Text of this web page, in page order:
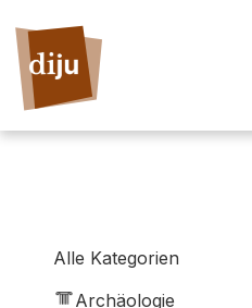
Alle Kategorien
Archäologie